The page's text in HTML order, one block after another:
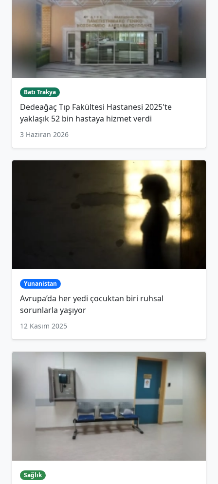
Batı Trakya
Dedeağaç Tıp Fakültesi Hastanesi 2025'te
yaklaşık 52 bin hastaya hizmet verdi
3 Haziran 2026
Yunanistan
Avrupa’da her yedi çocuktan biri ruhsal
sorunlarla yaşıyor
12 Kasım 2025
Sağlık